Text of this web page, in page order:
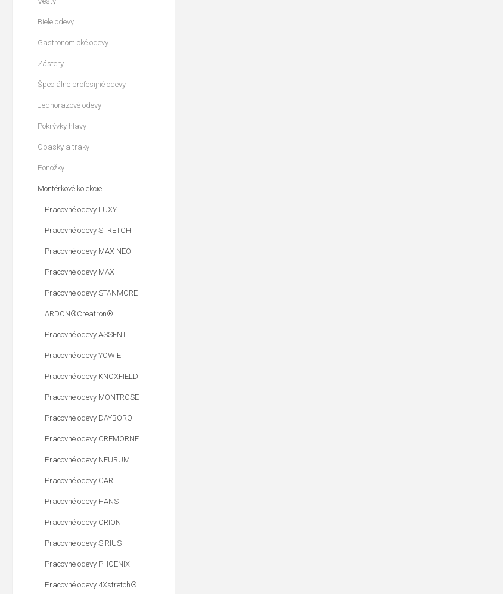
Biele odevy
Gastronomické odevy
Zástery
Špeciálne profesijné odevy
Jednorazové odevy
Pokrývky hlavy
Opasky a traky
Ponožky
Montérkové kolekcie
Pracovné odevy LUXY
Pracovné odevy STRETCH
Pracovné odevy MAX NEO
Pracovné odevy MAX
Pracovné odevy STANMORE
ARDON®Creatron®
Pracovné odevy ASSENT
Pracovné odevy YOWIE
Pracovné odevy KNOXFIELD
Pracovné odevy MONTROSE
Pracovné odevy DAYBORO
Pracovné odevy CREMORNE
Pracovné odevy NEURUM
Pracovné odevy CARL
Pracovné odevy HANS
Pracovné odevy ORION
Pracovné odevy SIRIUS
Pracovné odevy PHOENIX
Pracovné odevy 4Xstretch®